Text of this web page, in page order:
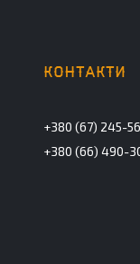
+380 (67) 245-
+380 (66) 490-